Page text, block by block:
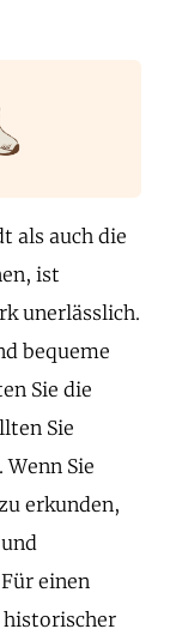
als auch die
ist
unerlässlich.
bequeme
Sie die
Sie
Sie
erkunden,
einen
historischer